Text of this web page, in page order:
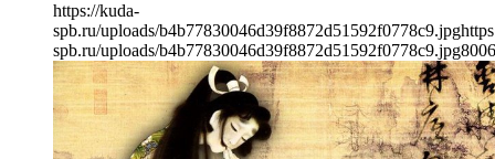
https://kuda-
spb.ru/uploads/b4b77830046d39f8872d51592f0778c9.jpg
spb.ru/uploads/b4b77830046d39f8872d51592f0778c9.jpg800